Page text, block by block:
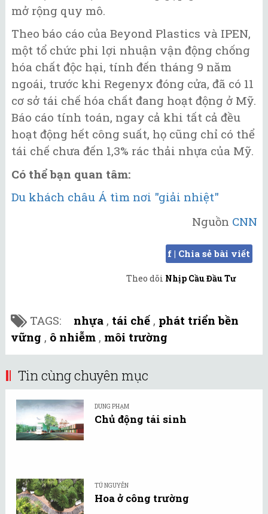
mở rộng quy mô.
Theo báo cáo của Beyond Plastics và IPEN,
một tổ chức phi lợi nhuận vận động chống
hóa chất độc hại, tính đến tháng 9 năm
ngoái, trước khi Regenyx đóng cửa, đã có 11
cơ sở tái chế hóa chất đang hoạt động ở Mỹ.
Báo cáo tính toán, ngay cả khi tất cả đều
hoạt động hết công suất, họ cũng chỉ có thể
tái chế chưa đến 1,3% rác thải nhựa của Mỹ.
Có thể bạn quan tâm:
Du khách châu Á tìm nơi "giải nhiệt"
Nguồn CNN
f | Chia sẻ bài viết
Theo dõi Nhịp Cầu Đầu Tư
TAGS: nhựa , tái chế , phát triển bền
vững , ô nhiễm , môi trường
Tin cùng chuyên mục
DUNG PHẠM
Chủ động tái sinh
TÚ NGUYỄN
Hoa ở công trường